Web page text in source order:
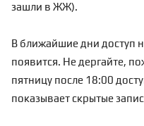
зашли в ЖЖ).
В ближайшие дни доступ
появится. Не дергайте,
пятницу после 18:00
показывает скрытые